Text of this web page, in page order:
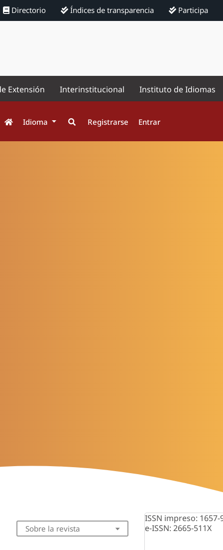
Directorio Índices de transparencia Participa
Extensión Interinstitucional Instituto de Idiomas
Idioma Registrarse Entrar
Sobre la revista
ISSN impreso: 1657-
e-ISSN: 2665-511X